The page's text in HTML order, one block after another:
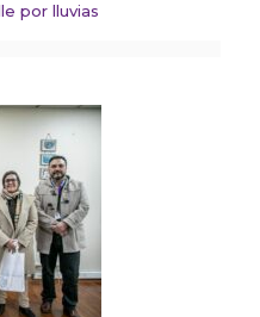
por lluvias